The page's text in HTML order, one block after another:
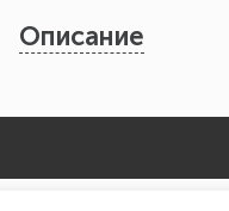
Описание